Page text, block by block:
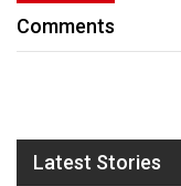
Comments
Latest Stories